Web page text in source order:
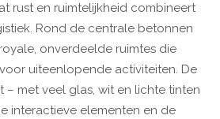
rust en ruimtelijkheid combineert
Rond de centrale betonnen
onverdeelde ruimtes die
uiteenlopende activiteiten. De
– met veel glas, wit en lichte tinten
interactieve elementen en de